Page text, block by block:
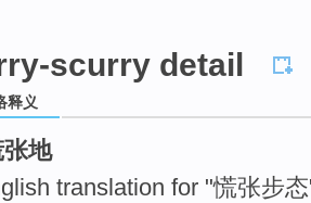
scurry detail
释义
地
translation for "慌张步